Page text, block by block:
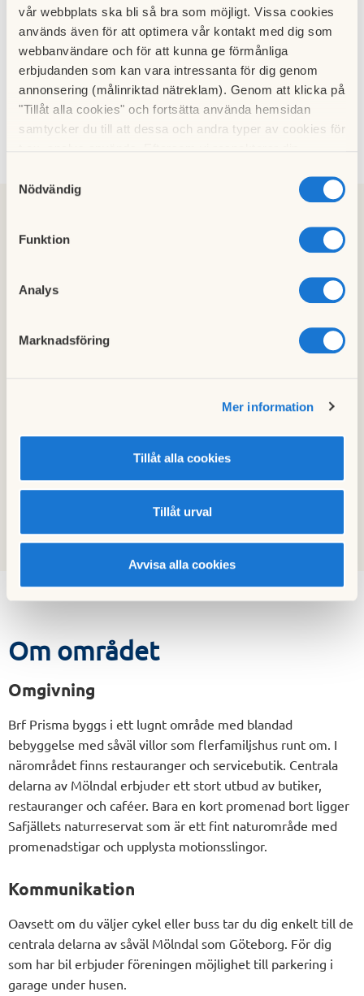
vår webbplats ska bli så bra som möjligt. Vissa cookies
används även för att optimera vår kontakt med dig som
webbanvändare och för att kunna ge förmånliga
erbjudanden som kan vara intressanta för dig genom
annonsering (målinriktad nätreklam). Genom att klicka på
"Tillåt alla cookies" och fortsätta använda hemsidan
samtycker du till att dessa och andra typer av cookies för
cookies och välja att endast tillåta ett urval.
Nödvändig
Funktion
Analys
Marknadsföring
Mer information
Tillåt alla cookies
Tillåt urval
Avvisa alla cookies
Prisma - Inredningsval lgh 7 Hämta
Prisma - Planlösning lgh 7 Hämta
charlotte.johansson@fastighetsbyran.
patrik.teply@fastighetsbyran.se
Om området
Omgivning
Brf Prisma byggs i ett lugnt område med blandad
bebyggelse med såväl villor som flerfamiljshus runt om. I
närområdet finns restauranger och servicebutik. Centrala
delarna av Mölndal erbjuder ett stort utbud av butiker,
restauranger och caféer. Bara en kort promenad bort ligger
Safjällets naturreservat som är ett fint naturområde med
promenadstigar och upplysta motionsslingor.
Kommunikation
Oavsett om du väljer cykel eller buss tar du dig enkelt till de
centrala delarna av såväl Mölndal som Göteborg. För dig
som har bil erbjuder föreningen möjlighet till parkering i
garage under husen.